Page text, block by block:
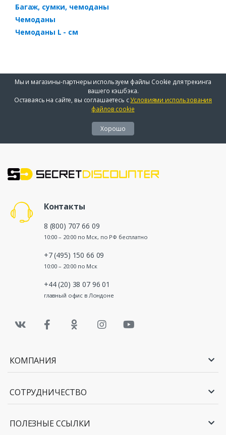
Багаж, сумки, чемоданы
Чемоданы
Чемоданы L - см
Мы и магазины-партнеры используем файлы Cookie для трекинга
вашего кэшбэка.
Оставаясь на сайте, вы соглашаетесь сУсловиями использования
файлов cookie
Хорошо
Контакты
8 (800) 707 66 09
10:00 – 20:00 по Мск, по РФ бесплатно
+7 (495) 150 66 09
10:00 – 20:00 по Мск
+44 (20) 38 07 96 01
главный офис в Лондоне
КОМПАНИЯ
СОТРУДНИЧЕСТВО
ПОЛЕЗНЫЕ ССЫЛКИ